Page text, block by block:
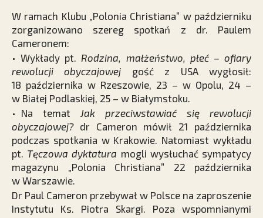
W ramach Klubu „Polonia Christiana” w październiku
zorganizowano szereg spotkań z dr. Paulem
Cameronem:
• Wykłady pt. Rodzina, małżeństwo, płeć – ofiary
rewolucji obyczajowej gość z USA wygłosił:
18 października w Rzeszowie, 23 – w Opolu, 24 –
w Białej Podlaskiej, 25 – w Białymstoku.
• Na temat Jak przeciwstawiać się rewolucji
obyczajowej?dr Cameron mówił 21 października
podczas spotkania w Krakowie. Natomiast wykładu
pt. Tęczowa dyktatura mogli wysłuchać sympatycy
magazynu „Polonia Christiana” 22 października
w Warszawie.
Dr Paul Cameron przebywał w Polsce na zaproszenie
Instytutu Ks. Piotra Skargi. Poza wspomnianymi